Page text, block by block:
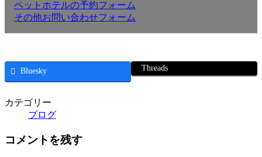
ペットホテルの予約フォーム
その他お問い合わせフォーム
Bluesky Threads
カテゴリー
ブログ
コメントを残す